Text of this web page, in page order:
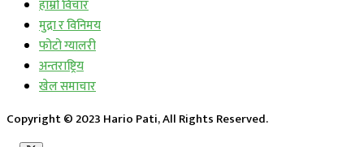
हाम्रो विचार
मुद्रा र विनिमय
फोटो ग्यालरी
अन्तराष्ट्रिय
खेल समाचार
Copyright © 2023 Hario Pati, All Rights Reserved.